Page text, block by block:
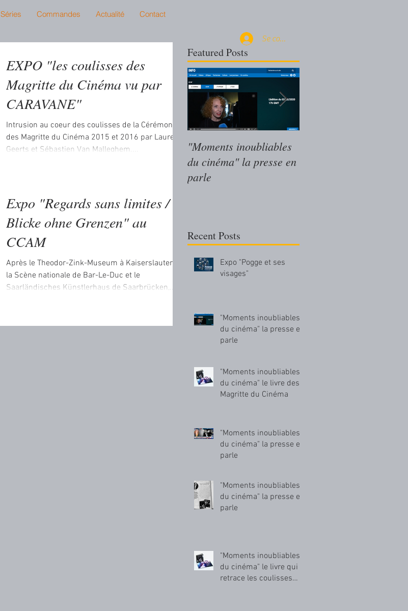
Séries Commandes Actualité Contact
Se connecter
EXPO "les coulisses des
Magritte du Cinéma vu par
CARAVANE"
Intrusion au coeur des coulisses de la Cérémonie
des Magritte du Cinéma 2015 et 2016 par Laure
Geerts et Sébastien Van Malleghem....
Expo "Regards sans limites /
Blicke ohne Grenzen" au
CCAM
Après le Theodor-Zink-Museum à Kaiserslautern,
la Scène nationale de Bar-Le-Duc et le
Saarländisches Künstlerhaus de Saarbrücken,...
Featured Posts
"Moments inoubliables
du cinéma" la presse en
parle
Recent Posts
Expo "Pogge et ses
visages"
"Moments inoubliables
du cinéma" la presse en
parle
"Moments inoubliables
du cinéma" le livre des
Magritte du Cinéma
"Moments inoubliables
du cinéma" la presse en
parle
"Moments inoubliables
du cinéma" la presse en
parle
"Moments inoubliables
du cinéma" le livre qui
retrace les coulisses